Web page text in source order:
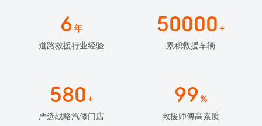
6年
道路救援行业经验
50000 +
累积救援车辆
580 +
严选战略汽修门店
99 %
救援师傅高素质